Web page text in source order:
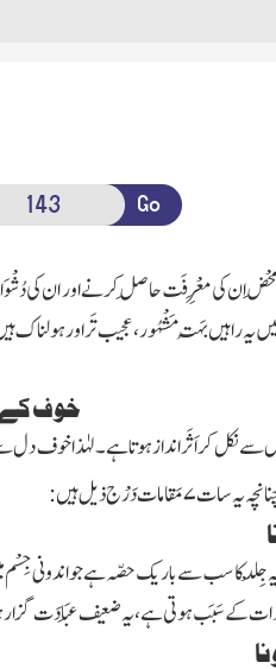
Go
مَحْض ان کی مَعْرِفَت حاصِل کرنے اور ان کی
یہ راہیں بَہُت مَشْہُور، عجیب تَر اور ہولناک
خوف
سے نکل کر اَثَر انداز ہوتا ہے۔ لہٰذا خوف
یہ سات۷مَقامات دَرْج ذیل ہیں:
کا سب سے باریک حصّہ ہےجو اندونی جِسْم
ذات کے سَبَب ہوتی ہے، یہ ضعیف عِبَادَت